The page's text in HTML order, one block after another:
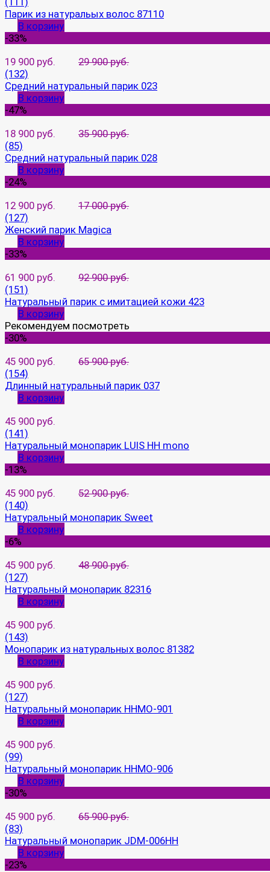
Парик из натуральых волос 87110
В корзину
-33%
19 900 руб.
29 900 руб.
(132)
Средний натуральный парик 023
В корзину
-47%
18 900 руб.
35 900 руб.
(85)
Средний натуральный парик 028
В корзину
-24%
12 900 руб.
17 000 руб.
(127)
Женский парик Magica
В корзину
-33%
61 900 руб.
92 900 руб.
(151)
Натуральный парик с имитацией кожи 423
В корзину
Рекомендуем посмотреть
-30%
45 900 руб.
65 900 руб.
(154)
Длинный натуральный парик 037
В корзину
45 900 руб.
(141)
Натуральный монопарик LUIS HH mono
В корзину
-13%
45 900 руб.
52 900 руб.
(140)
Натуральный монопарик Sweet
В корзину
-6%
45 900 руб.
48 900 руб.
(127)
Натуральный монопарик 82316
В корзину
45 900 руб.
(143)
Монопарик из натуральных волос 81382
В корзину
45 900 руб.
(127)
Натуральный монопарик HHMO-901
В корзину
45 900 руб.
(99)
Натуральный монопарик HHMO-906
В корзину
-30%
45 900 руб.
65 900 руб.
(83)
Натуральный монопарик JDM-006HH
В корзину
-23%